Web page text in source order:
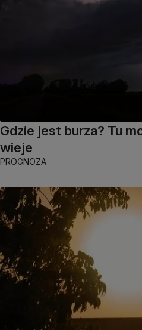
Gdzie jest burza? Tu
wieje
PROGNOZA